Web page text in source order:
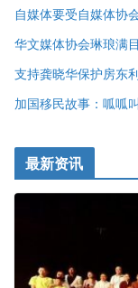
自媒体要受自媒体协
华文媒体协会琳琅满
支持龚晓华保护房东
加国移民故事：呱呱
最新资讯